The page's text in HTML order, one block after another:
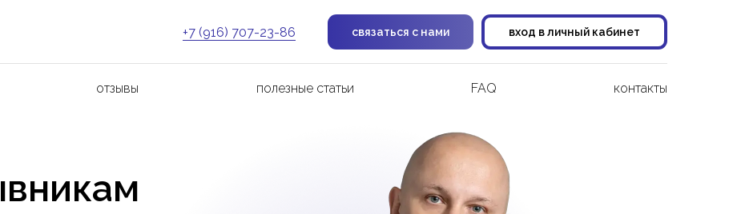
+7 (916) 707-23-86 связаться с нами вход в личный кабинет
отзывы полезные статьи FAQ контакты